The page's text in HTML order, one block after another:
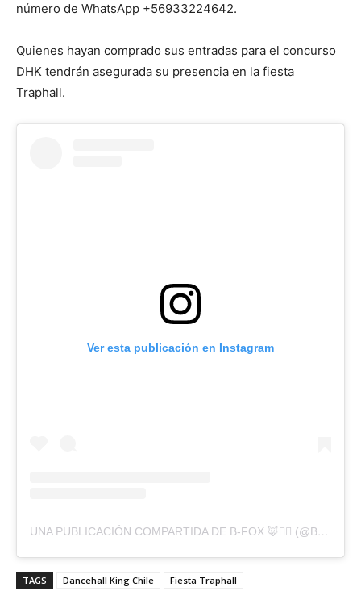
número de WhatsApp +56933224642.
Quienes hayan comprado sus entradas para el concurso
DHK tendrán asegurada su presencia en la fiesta
Traphall.
Ver esta publicación en Instagram
UNA PUBLICACIÓN COMPARTIDA DE B-FOX 🦊❤️‍🔥 (@BFOXOFFICIAL)
TAGS Dancehall King Chile
Fiesta Traphall